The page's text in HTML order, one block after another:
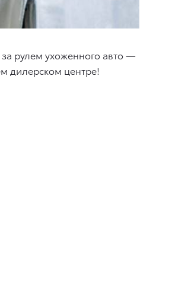
рулем ухоженного авто —
дилерском центре!